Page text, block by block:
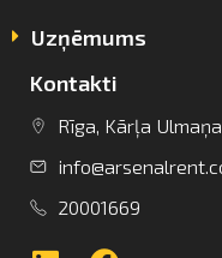
Uzņēmums
Kontakti
Rīga, Kārļa
20001669